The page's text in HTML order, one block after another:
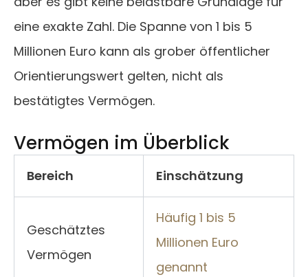
eine exakte Zahl. Die Spanne von 1 bis 5
Millionen Euro kann als grober öffentlicher
Orientierungswert gelten, nicht als
bestätigtes Vermögen.
Vermögen im Überblick
Bereich Einschätzung
Geschätztes
Vermögen
Häufig 1 bis 5
Millionen Euro
genannt